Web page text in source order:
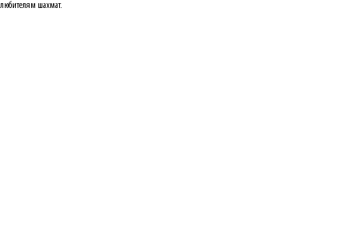
любителям шахмат.